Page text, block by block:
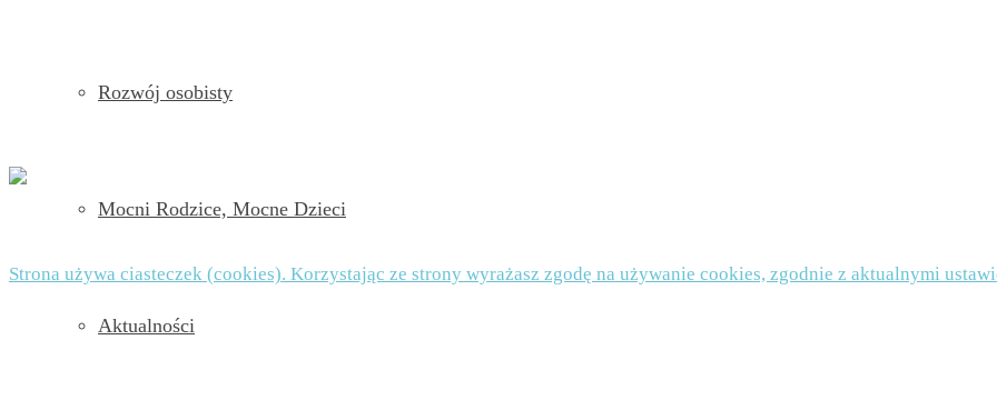
Rozwój osobisty
Mocni Rodzice, Mocne Dzieci
Aktualności
Strona używa ciasteczek (cookies). Korzystając ze strony wyrażasz zgodę na używanie cookies, zgodnie z aktualnymi